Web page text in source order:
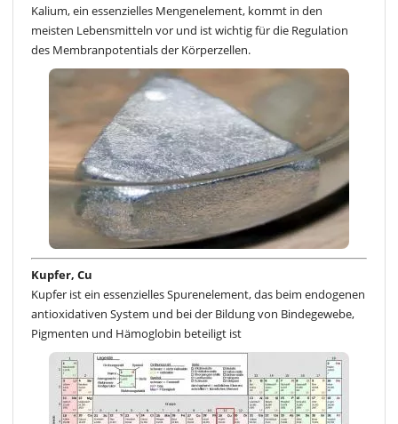
Kalium, ein essenzielles Mengenelement, kommt in den
meisten Lebensmitteln vor und ist wichtig für die Regulation
des Membranpotentials der Körperzellen.
Kupfer, Cu
Kupfer ist ein essenzielles Spurenelement, das beim endogenen
antioxidativen System und bei der Bildung von Bindegewebe,
Pigmenten und Hämoglobin beteiligt ist